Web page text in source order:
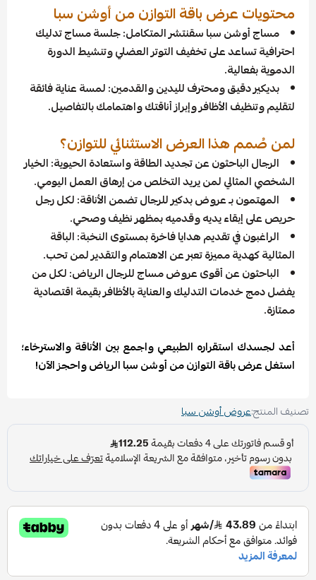
محتويات عرض باقة التوازن من أوشن سبا
مساج أوشن سبا سقنتشر المتكامل: جلسة مساج تدليك
احترافية تساعد على تخفيف التوتر العضلي وتنشيط الدورة
الدموية بفعالية.
بديكير دقيق ومحترف لليدين والقدمين: لمسة عناية فائقة
لتقليم وتنظيف الأظافر وإبراز أناقتك واهتمامك بالتفاصيل.
لمن صُمم هذا العرض الاستثنائي للتوازن؟
الرجال الباحثون عن تجديد الطاقة واستعادة الحيوية: الخيار
الشخصي المثالي لمن يريد التخلص من إرهاق العمل اليومي.
المهتمون بـ عروض بدكير للرجال تضمن الأناقة: لكل رجل
حريص على إبقاء يديه وقدميه بمظهر نظيف وصحي.
الراغبون في تقديم هدايا فاخرة بمستوى النخبة: الباقة
المثالية كهدية مميزة تعبر عن الاهتمام والتقدير لمن تحب.
الباحثون عن أقوى عروض مساج للرجال الرياض: لكل من
يفضل دمج خدمات التدليك والعناية بالأظافر بقيمة اقتصادية
ممتازة.
أعد لجسدك استقراره الطبيعي واجمع بين الأناقة والاسترخاء؛
استغل عرض باقة التوازن من أوشن سبا الرياض واحجز الآن!
تصنيف المنتج:عروض أوشن سبا